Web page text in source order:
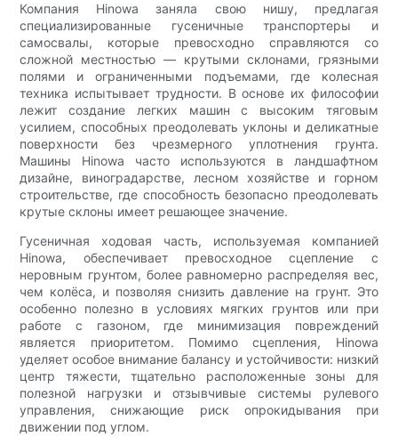
Компания Hinowa заняла свою нишу, предлагая
специализированные гусеничные транспортеры и
самосвалы, которые превосходно справляются со
сложной местностью — крутыми склонами, грязными
полями и ограниченными подъемами, где колесная
техника испытывает трудности. В основе их философии
лежит создание легких машин с высоким тяговым
усилием, способных преодолевать уклоны и деликатные
поверхности без чрезмерного уплотнения грунта.
Машины Hinowa часто используются в ландшафтном
дизайне, виноградарстве, лесном хозяйстве и горном
строительстве, где способность безопасно преодолевать
крутые склоны имеет решающее значение.
Гусеничная ходовая часть, используемая компанией
Hinowa, обеспечивает превосходное сцепление с
неровным грунтом, более равномерно распределяя вес,
чем колёса, и позволяя снизить давление на грунт. Это
особенно полезно в условиях мягких грунтов или при
работе с газоном, где минимизация повреждений
является приоритетом. Помимо сцепления, Hinowa
уделяет особое внимание балансу и устойчивости: низкий
центр тяжести, тщательно расположенные зоны для
полезной нагрузки и отзывчивые системы рулевого
управления, снижающие риск опрокидывания при
движении под углом.